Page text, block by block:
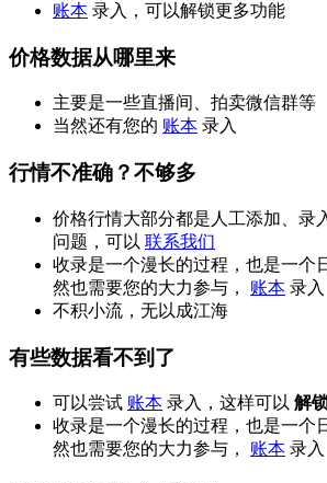
账本 录入，可以解锁更多功能
价格数据从哪里来
主要是一些直播间、拍卖微信群等
当然还有您的 账本 录入
行情不准确？不够多
价格行情大部分都是人工添加、录
问题，可以 联系我们
收录是一个漫长的过程，也是一个
然也需要您的大力参与， 账本 录入
不积小流，无以成江海
有些数据看不到了
可以尝试 账本 录入，这样可以 解
收录是一个漫长的过程，也是一个
然也需要您的大力参与， 账本 录入